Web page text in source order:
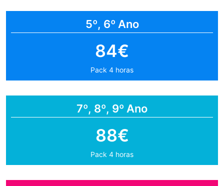
5º, 6º Ano
84€
Pack 4 horas
7º, 8º, 9º Ano
88€
Pack 4 horas